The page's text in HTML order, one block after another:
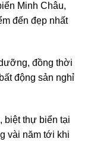
Minh Châu,
đến đẹp nhất
đồng thời
động sản nghỉ
biệt thự biển tại
vài năm tới khi